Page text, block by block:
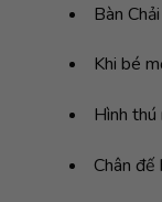
Bàn
Khi bé
Hình thú
Chân đế